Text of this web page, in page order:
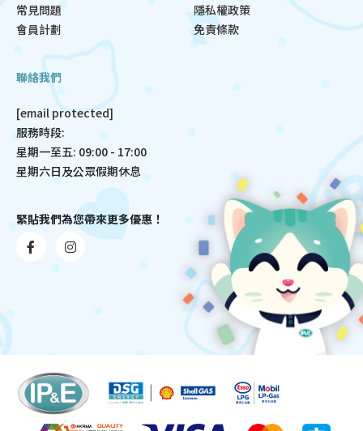
常見問題
會員計劃
隱私權政策
免責條款
聯絡我們
[email protected]
服務時段:
星期一至五: 09:00 - 17:00
星期六日及公眾假期休息
緊貼我們為您帶來更多優惠！